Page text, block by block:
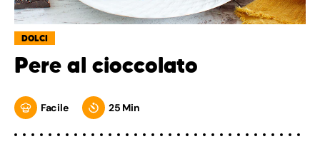
DOLCI
Pere al cioccolato
Facile 25 Min